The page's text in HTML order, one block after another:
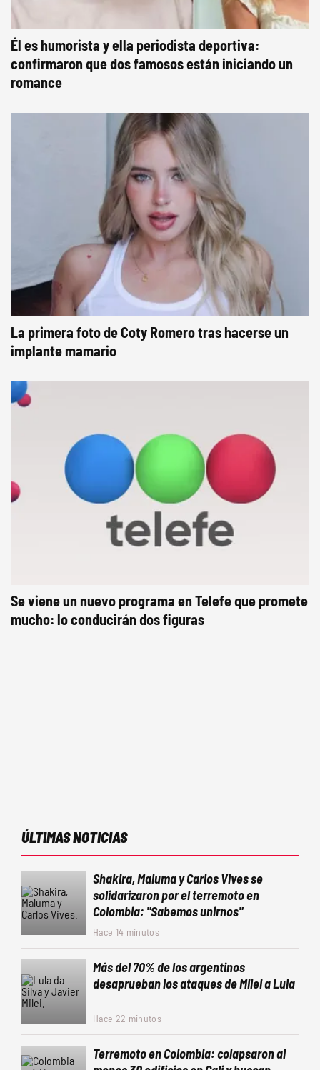
Él es humorista y ella periodista deportiva:
confirmaron que dos famosos están iniciando un
romance
La primera foto de Coty Romero tras hacerse un
implante mamario
Se viene un nuevo programa en Telefe que promete
mucho: lo conducirán dos figuras
ÚLTIMAS NOTICIAS
Shakira, Maluma y Carlos Vives se
solidarizaron por el terremoto en
Colombia: "Sabemos unirnos"
Hace 14 minutos
Más del 70% de los argentinos
desaprueban los ataques de Milei a Lula
Hace 22 minutos
Terremoto en Colombia: colapsaron al